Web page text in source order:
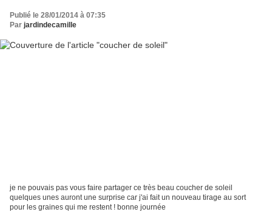
Publié le 28/01/2014 à 07:35
Par jardindecamille
je ne pouvais pas vous faire partager ce très beau coucher de soleil
quelques unes auront une surprise car j'ai fait un nouveau tirage au sort
pour les graines qui me restent ! bonne journée